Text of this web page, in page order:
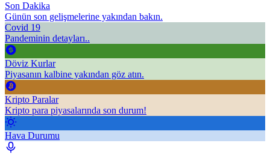
Son Dakika
Günün son gelişmelerine yakından bakın.
Covid 19
Pandeminin detayları..
Döviz Kurlar
Piyasanın kalbine yakından göz atın.
Kripto Paralar
Kripto para piyasalarında son durum!
Hava Durumu